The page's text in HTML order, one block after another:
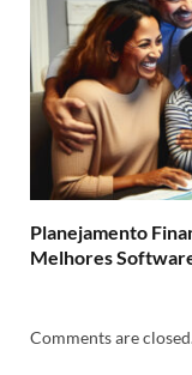
Planejamento
Melhores
Comments are